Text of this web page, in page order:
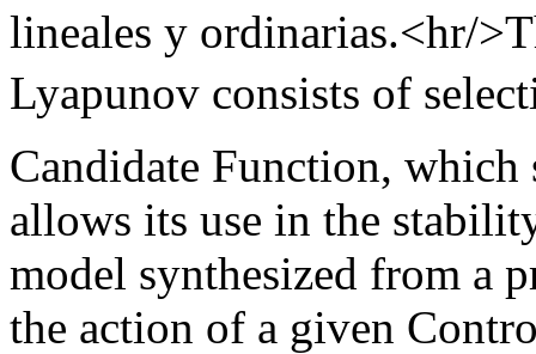
lineales y ordinarias.<hr/
Lyapunov consists of
Candidate Function,
allows its use in the
model synthesized from a
the action of a given